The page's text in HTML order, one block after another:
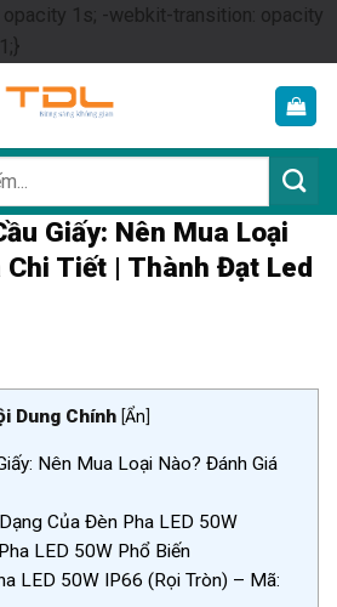
opacity 1s; -webkit-transition: opacity
Skip
content
Giấy: Nên Mua Loại
Tiết | Thành Đạt Led
Dung Chính [Ẩn]
Nên Mua Loại Nào? Đánh Giá
Của Đèn Pha LED 50W
LED 50W Phổ Biến
LED 50W IP66 (Rọi Tròn) – Mã: